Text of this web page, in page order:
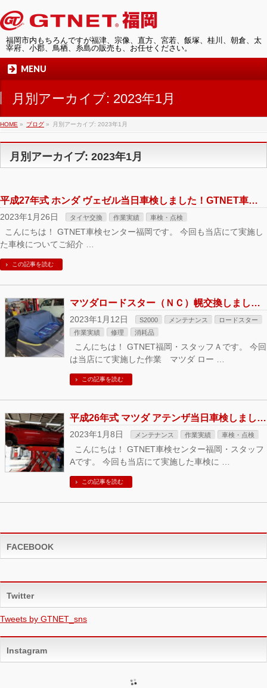
福岡市内もちろんですが福津、宗像、直方、宮若、飯塚、桂川、朝倉、太
宰府、小郡、鳥栖、糸島の販売も、お任せください。
MENU
月別アーカイブ: 2023年1月
HOME » ブログ » 月別アーカイブ: 2023年1月
月別アーカイブ: 2023年1月
平成27年式 ホンダ ヴェゼル当日車検しました！GTNET車検センター福岡にて
2023年1月26日 タイヤ交換 作業実績 車検・点検
こんにちは！ GTNET車検センター福岡です。 今回も当店にて実施し
た車検についてご紹介 …
この記事を読む
マツダロードスター（ＮＣ）幌交換しました！ GTNET福岡にて
2023年1月12日 S2000 メンテナンス
ロードスター
作業実績
修理 消耗品
こんにちは！ GTNET福岡・スタッフＡです。 今回
は当店にて実施した作業 マツダ ロー …
この記事を読む
平成26年式 マツダ アテンザ当日車検しました！ GTNET車検センター福岡にて
2023年1月8日 メンテナンス 作業実績 車検・点検
こんにちは！ GTNET車検センター福岡・スタッフ
Aです。 今回も当店にて実施した車検に …
この記事を読む
FACEBOOK
Twitter
Tweets by GTNET_sns
Instagram